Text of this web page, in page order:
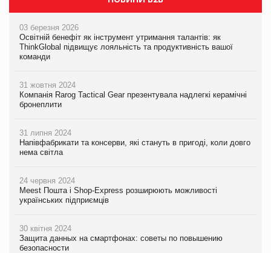
03 березня 2026
Освітній бенефіт як інструмент утримання талантів: як
ThinkGlobal підвищує лояльність та продуктивність вашої
команди
31 жовтня 2024
Компанія Rarog Tactical Gear презентувала надлегкі керамічні
бронеплити
31 липня 2024
Напівфабрикати та консерви, які стануть в пригоді, коли довго
нема світла
24 червня 2024
Meest Пошта і Shop-Express розширюють можливості
українських підприємців
30 квітня 2024
Защита данных на смартфонах: советы по повышению
безопасности